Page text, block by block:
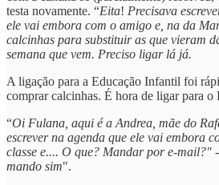
testa novamente. “Eita! Precisava
ele vai embora com o amigo e, na da
calcinhas para substituir as que vieram
semana que vem. Preciso ligar lá já.
A ligação para a Educação Infantil foi
comprar calcinhas. É hora de ligar para o
“Oi Fulana, aqui é a Andrea, mãe do
escrever na agenda que ele vai embora
classe e.... O que? Mandar por e-mail?"
mando sim".